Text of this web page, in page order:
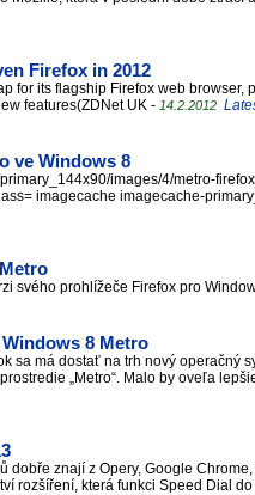
Firefox in 2012
for its flagship Firefox web browser,
features(ZDNet UK - 14.2.2012
ve Windows 8
images/4/metro-
imagecache imagecache-
svého prohlížeče Firefox pro
8 Metro
sa má dostať na trh nový operačný
„Metro“. Malo by oveľa
dobře znají z Opery, Google
rozšíření, která funkci Speed Dial